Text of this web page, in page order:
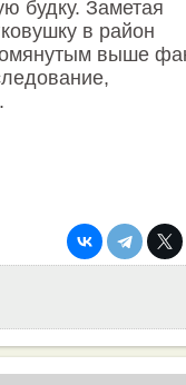
будку. Заметая
в район
выше